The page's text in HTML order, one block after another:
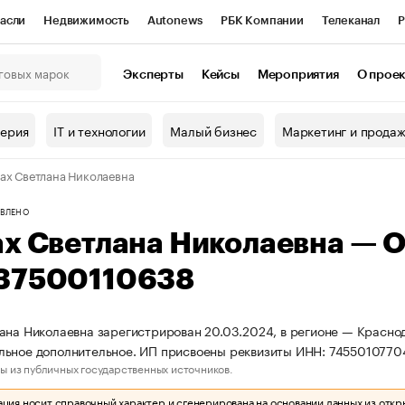
Недвижимость Autonews РБК Компании Телеканал
Проверка контрагентов
Эксперты Кейсы Мероприятия О
IT и технологии Малый бизнес Маркетинг и
Светлана Николаевна
Светлана Николаевна —
Николаевна зарегистрирован 20.03.2024, в регионе —
дополнительное. ИП присвоены реквизиты ИНН:
из публичных государственных источников.
носит справочный характер и сгенерирована на основании данных из